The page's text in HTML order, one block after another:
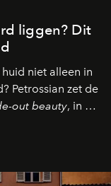
liggen? Dit
niet alleen in
Petrossian zet de
out beauty, in de